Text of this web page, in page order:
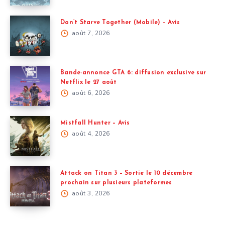
Don’t Starve Together (Mobile) – Avis
août 7, 2026
Bande-annonce GTA 6: diffusion exclusive sur
Netflix le 27 août
août 6, 2026
Mistfall Hunter – Avis
août 4, 2026
Attack on Titan 3 – Sortie le 10 décembre
prochain sur plusieurs plateformes
août 3, 2026